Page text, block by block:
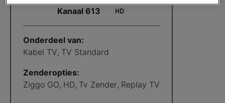
Kanaal 613
Onderdeel van:
Kabel TV, TV Standard
Zenderopties:
Ziggo GO, HD, Tv Zender, Replay TV
privacy beleidlees je meer over hoe we omgaan